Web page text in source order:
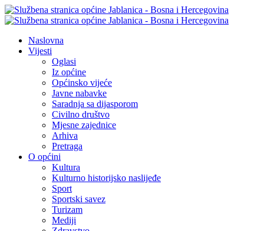
Naslovna
Vijesti
Oglasi
Iz općine
Općinsko vijeće
Javne nabavke
Saradnja sa dijasporom
Civilno društvo
Mjesne zajednice
Arhiva
Pretraga
O općini
Kultura
Kulturno historijsko naslijeđe
Sport
Sportski savez
Turizam
Mediji